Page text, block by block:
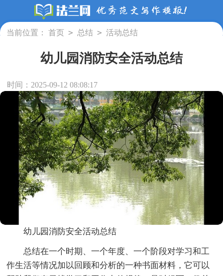
当前位置： 首页 > 总结 > 活动总结
幼儿园消防安全活动总结
时间：2025-09-12 08:08:17
幼儿园消防安全活动总结
总结在一个时期、一个年度、一个阶段对学习和工
作生活等情况加以回顾和分析的一种书面材料，它可以